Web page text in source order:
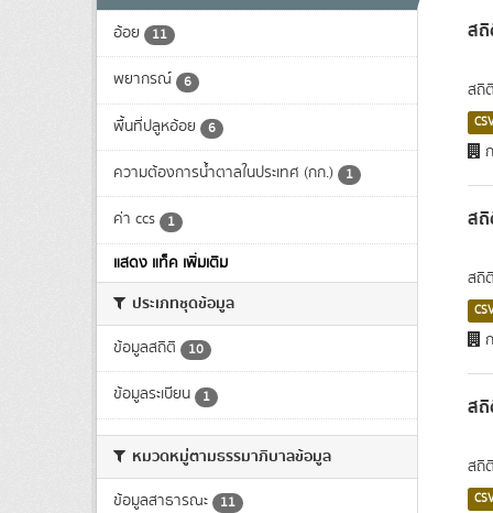
อ้อย 11
พยากรณ์ 6
พื้นที่ปลูหอ้อย 6
ความต้องการน้ำตาลในประเทศ (กก.) 1
ค่า ccs 1
แสดง แท็ค เพิ่มเติม
ประเภทชุดข้อมูล
ข้อมูลสถิติ 10
ข้อมูลระเบียน 1
หมวดหมู่ตามธรรมาภิบาลข้อมูล
ข้อมูลสาธารณะ 11
ส
สถิ
ส
สถิ
ส
สถิ